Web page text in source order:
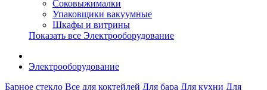
Соковыжималки
Упаковщики вакуумные
Шкафы и витрины
Показать все Электрооборудование
Электрооборудование
Барное стекло Все для коктейлей Для бара Для кухни Для